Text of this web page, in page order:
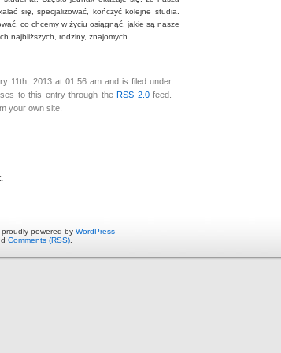
się, specjalizować, kończyć kolejne studia.
co chcemy w życiu osiągnąć, jakie są nasze
najbliższych, rodziny, znajomych.
11th, 2013 at 01:56 am and is filed under
to this entry through theRSS 2.0feed.
your own site.
powered by WordPress
Comments (RSS)